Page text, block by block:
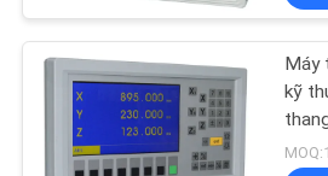
VỀ
CHÚNGBộ mã hóa
tính quang
Máy
kỹ